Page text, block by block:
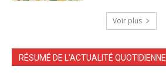
Voir plus
RÉSUMÉ DE L'ACTUALITÉ QUOTIDIENNE